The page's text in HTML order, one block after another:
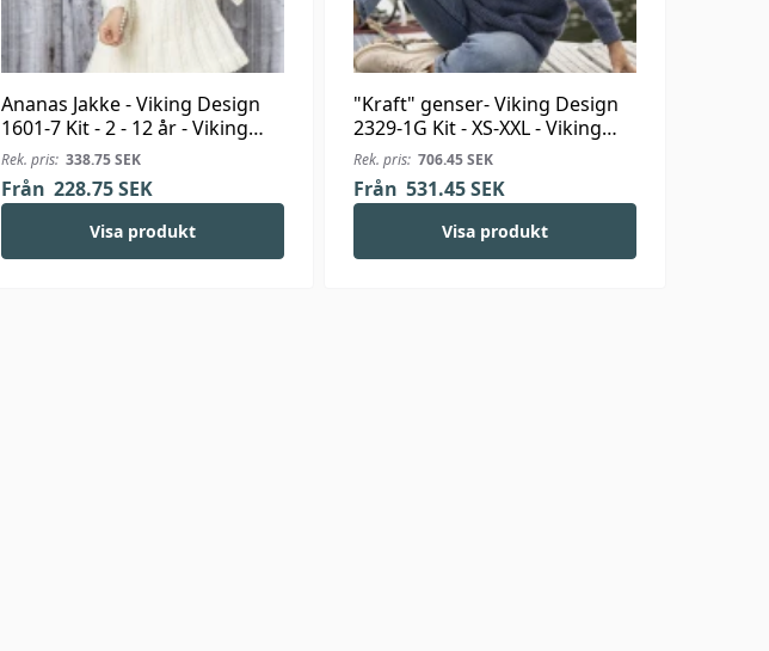
Ananas Jakke - Viking Design
1601-7 Kit - 2 - 12 år - Viking
Bjørk
Rek. pris: 338.75SEK
Från 228.75SEK
Visa produkt
"Kraft" genser- Viking Design
2329-1G Kit - XS-XXL - Viking
Wool
Rek. pris: 706.45SEK
Från 531.45SEK
Visa produkt